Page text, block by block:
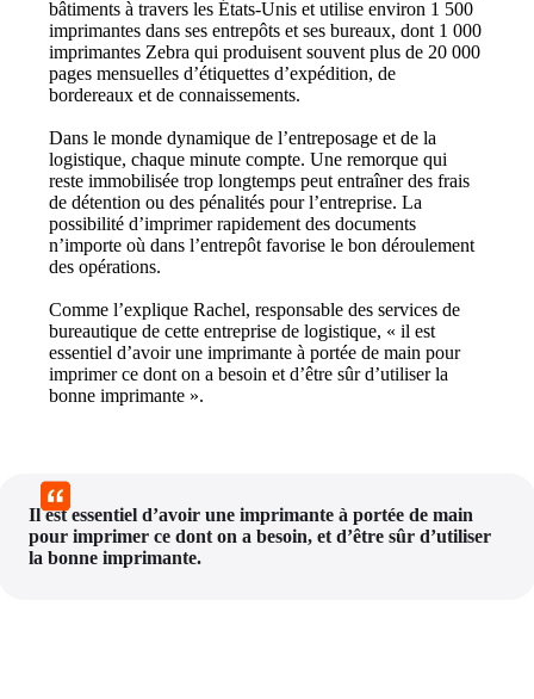
bâtiments à travers les États-Unis et utilise environ 1 500
imprimantes dans ses entrepôts et ses bureaux, dont 1 000
imprimantes Zebra qui produisent souvent plus de 20 000
pages mensuelles d’étiquettes d’expédition, de
bordereaux et de connaissements.
Dans le monde dynamique de l’entreposage et de la
logistique, chaque minute compte. Une remorque qui
reste immobilisée trop longtemps peut entraîner des frais
de détention ou des pénalités pour l’entreprise. La
possibilité d’imprimer rapidement des documents
n’importe où dans l’entrepôt favorise le bon déroulement
des opérations.
Comme l’explique Rachel, responsable des services de
bureautique de cette entreprise de logistique, « il est
essentiel d’avoir une imprimante à portée de main pour
imprimer ce dont on a besoin et d’être sûr d’utiliser la
bonne imprimante ».
Il est essentiel d’avoir une imprimante à portée de main
pour imprimer ce dont on a besoin, et d’être sûr d’utiliser
la bonne imprimante.